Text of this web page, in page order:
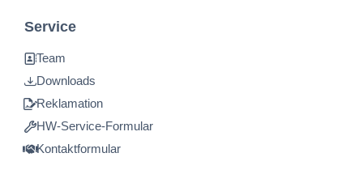
Service
Team
Downloads
Reklamation
HW-Service-Formular
Kontaktformular